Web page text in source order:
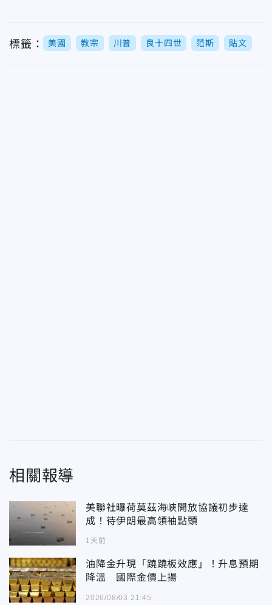
標籤： 美國 教宗 川普 良十四世 范斯 貼文
相關報導
美聯社曝荷莫茲海峽開放協議初步達
成！待伊朗最高領袖點頭
1天前
油降金升現「蹺蹺板效應」！升息預期
降溫 國際金價上揚
2026/08/03 21:45